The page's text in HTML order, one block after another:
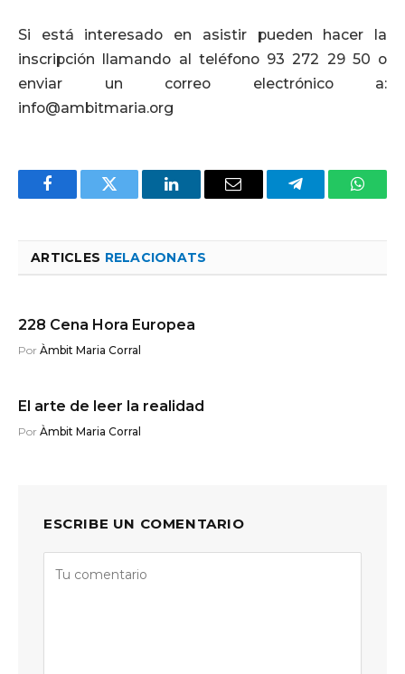
Si está interesado en asistir pueden hacer la
inscripción llamando al teléfono 93 272 29 50 o
enviar un correo electrónico a:
info@ambitmaria.org
FacebookTwitter LinkedInEmail Telegram
ARTICLES RELACIONATS
228 Cena Hora Europea
Por Àmbit Maria Corral
El arte de leer la realidad
Por Àmbit Maria Corral
ESCRIBE UN COMENTARIO